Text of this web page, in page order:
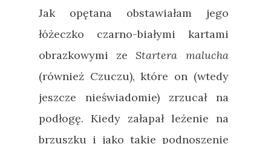
Jak opętana obstawiałam jego
łóżeczko czarno-białymi kartami
obrazkowymi zeStartera malucha
(również Czuczu), które on (wtedy
jeszcze nieświadomie) zrzucał na
podłogę. Kiedy załapał leżenie na
brzuszku i jako takie podnoszenie